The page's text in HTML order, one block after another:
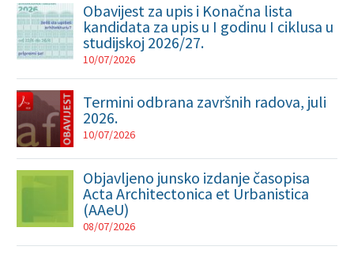
Obavijest za upis i Konačna lista
kandidata za upis u I godinu I ciklusa u
studijskoj 2026/27.
10/07/2026
Termini odbrana završnih radova, juli
2026.
10/07/2026
Objavljeno junsko izdanje časopisa
Acta Architectonica et Urbanistica
(AAeU)
08/07/2026